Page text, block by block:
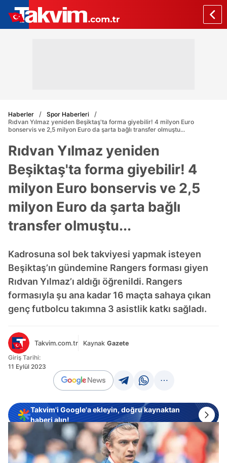
Haberler
Spor Haberleri
Rıdvan Yılmaz yeniden Beşiktaş'ta forma giyebilir! 4 milyon Euro
bonservis ve 2,5 milyon Euro da şarta bağlı transfer olmuştu...
Rıdvan Yılmaz yeniden
Beşiktaş'ta forma giyebilir! 4
milyon Euro bonservis ve 2,5
milyon Euro da şarta bağlı
transfer olmuştu...
Kadrosuna sol bek takviyesi yapmak isteyen
Beşiktaş’ın gündemine Rangers forması giyen
Rıdvan Yılmaz’ı aldığı öğrenildi. Rangers
formasıyla şu ana kadar 16 maçta sahaya çıkan
genç futbolcu takımna 3 asistlik katkı sağladı.
Takvim.com.tr Kaynak Gazete
Giriş Tarihi:
11 Eylül 2023
Takvim'i Google'a ekleyin, doğru kaynaktan
haberi alın!